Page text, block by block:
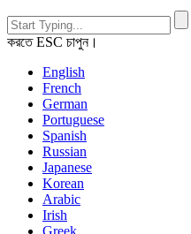
করতে ESC চাপুন।
English
French
German
Portuguese
Spanish
Russian
Japanese
Korean
Arabic
Irish
Greek